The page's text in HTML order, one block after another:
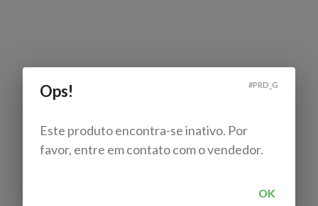
Ops! #PRD_G
Este produto encontra-se inativo. Por
favor, entre em contato com o vendedor.
OK